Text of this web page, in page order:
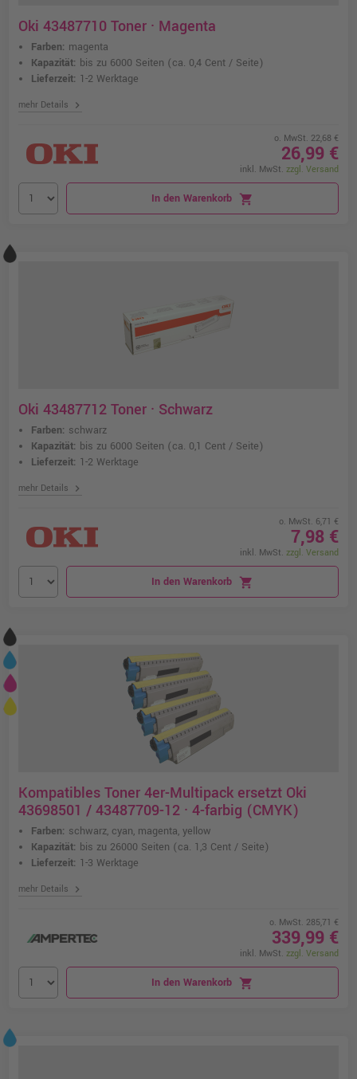
Oki 43487710 Toner · Magenta
Farben: magenta
Kapazität: bis zu 6000 Seiten (ca. 0,4 Cent / Seite)
Lieferzeit: 1-2 Werktage
mehr Details chevron_right
o. MwSt. 22,68 €
26,99 €
inkl. MwSt. zzgl. Versand
In den Warenkorb shopping_cart
Oki 43487712 Toner · Schwarz
Farben: schwarz
Kapazität: bis zu 6000 Seiten (ca. 0,1 Cent / Seite)
Lieferzeit: 1-2 Werktage
mehr Details chevron_right
o. MwSt. 6,71 €
7,98 €
inkl. MwSt. zzgl. Versand
In den Warenkorb shopping_cart
Kompatibles Toner 4er-Multipack ersetzt Oki
43698501 / 43487709-12 · 4-farbig (CMYK)
Farben: schwarz, cyan, magenta, yellow
Kapazität: bis zu 26000 Seiten (ca. 1,3 Cent / Seite)
Lieferzeit: 1-3 Werktage
mehr Details chevron_right
o. MwSt. 285,71 €
339,99 €
inkl. MwSt. zzgl. Versand
In den Warenkorb shopping_cart